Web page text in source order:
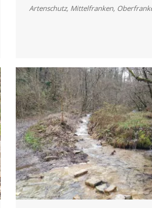
So
noch
nie
Artenschutz, Mittelfranken,